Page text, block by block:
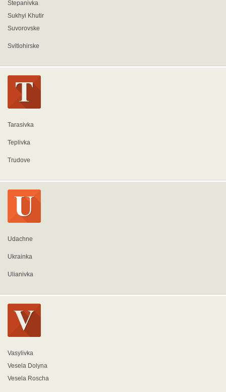
Stepanivka
Sukhyi Khutir
Suvorovske
Svitlohirske
Tarasivka
Teplivka
Trudove
Udachne
Ukrainka
Ulianivka
Vasylivka
Vesela Dolyna
Vesela Roscha